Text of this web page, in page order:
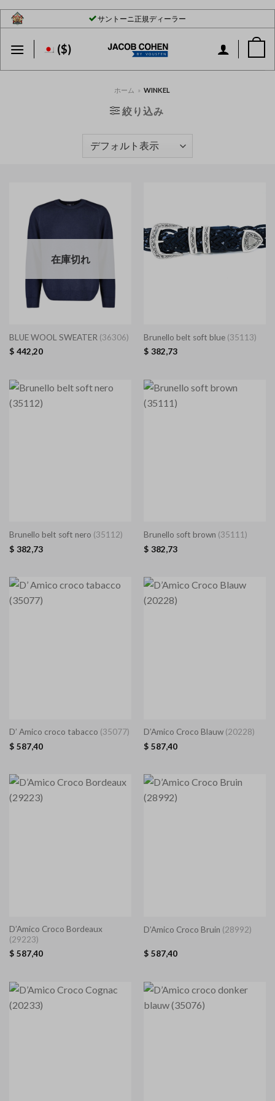
Skip
サントーニ正規ディーラー
($)
ホーム » WINKEL
絞り込み
在庫切れ
BLUE WOOL SWEATER (36306)
$ 442,20
Brunello belt soft blue (35113)
$ 382,73
Brunello belt soft nero (35112)
$ 382,73
Brunello soft brown (35111)
$ 382,73
D’ Amico croco tabacco (35077)
$ 587,40
D’Amico Croco Blauw (20228)
$ 587,40
D’Amico Croco Bordeaux
(29223)
$ 587,40
D’Amico Croco Bruin (28992)
$ 587,40